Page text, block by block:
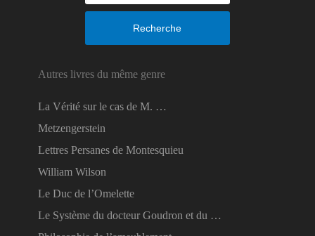
Recherche
Autres livres du même genre
La Vérité sur le cas de M. …
Metzengerstein
Lettres Persanes de Montesquieu
William Wilson
Le Duc de l’Omelette
Le Système du docteur Goudron et du …